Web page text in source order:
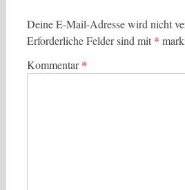
Deine E-Mail-Adresse wird nicht
Erforderliche Felder sind mit *
Kommentar*